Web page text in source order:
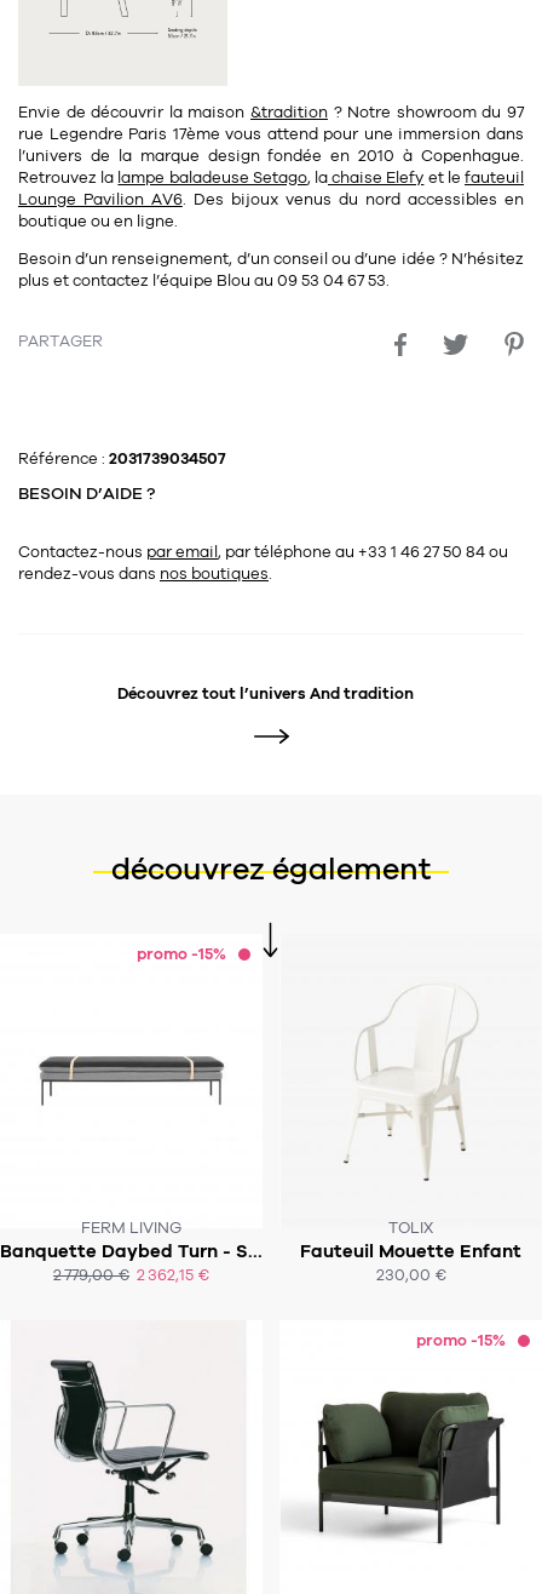
Envie de découvrir la maison &tradition ? Notre showroomdu 97
rue Legendre Paris 17ème vous attend pour une immersion dans
l’univers de la marque design fondée en 2010 à Copenhague.
Retrouvez la lampe baladeuse Setago, lachaise Elefy et le fauteuil
Lounge Pavilion AV6. Des bijoux venus du nord accessibles en
boutique ou en ligne.
Besoin d’un renseignement, d’un conseil ou d’une idée ? N’hésitez
plus et contactez l’équipe Blou au 09 53 04 67 53.
PARTAGER
Référence : 2031739034507
BESOIN D’AIDE ?
Contactez-nous par email, par téléphone au +33 1 46 27 50 84ou
rendez-vous dans nos boutiques.
Découvrez tout l’univers And tradition
découvrez également
promo -15%
FERM LIVING
Banquette Daybed Turn - Sangles cuir naturel
2 779,00 € 2 362,15 €
SOUS 6-8 SEMAINES
TOLIX
Fauteuil Mouette Enfant
230,00 €
SOUS 4-6 SEMAINES
ACHAT EXPRESS
promo -15%